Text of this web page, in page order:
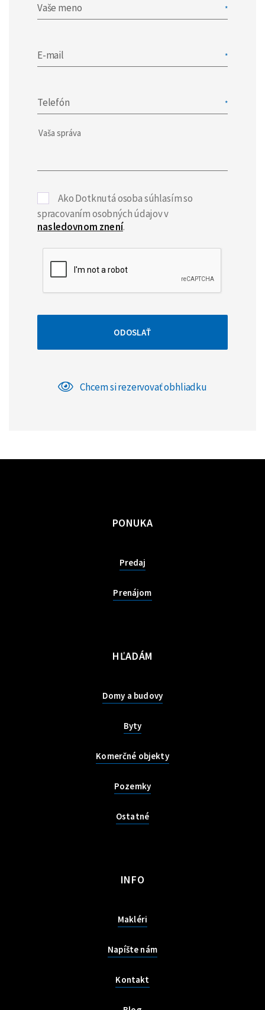
Vaše meno
E-mail
Telefón
Ako Dotknutá osoba súhlasím so
spracovaním osobných údajov v
nasledovnom znení.
ODOSLAŤ
Chcem si rezervovať obhliadku
PONUKA
Predaj
Prenájom
HĽADÁM
Domy a budovy
Byty
Komerčné objekty
Pozemky
Ostatné
INFO
Makléri
Napíšte nám
Kontakt